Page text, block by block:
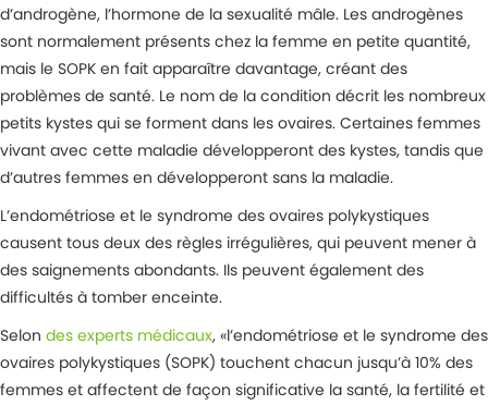
d’androgène, l’hormone de la sexualité mâle. Les androgènes
sont normalement présents chez la femme en petite quantité,
mais le SOPK en fait apparaître davantage, créant des
problèmes de santé. Le nom de la condition décrit les nombreux
petits kystes qui se forment dans les ovaires. Certaines femmes
vivant avec cette maladie développeront des kystes, tandis que
d’autres femmes en développeront sans la maladie.
L’endométriose et le syndrome des ovaires polykystiques
causent tous deux des règles irrégulières, qui peuvent mener à
des saignements abondants. Ils peuvent également des
difficultés à tomber enceinte.
Selon des experts médicaux, «l’endométriose et le syndrome des
ovaires polykystiques (SOPK) touchent chacun jusqu’à 10% des
femmes et affectent de façon significative la santé, la fertilité et